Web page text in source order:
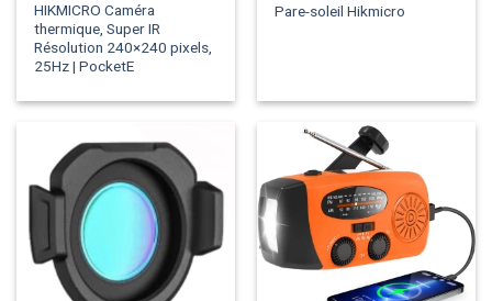
HIKMICRO Caméra
thermique, Super IR
Résolution 240×240 pixels,
25Hz | PocketE
Pare-soleil Hikmicro